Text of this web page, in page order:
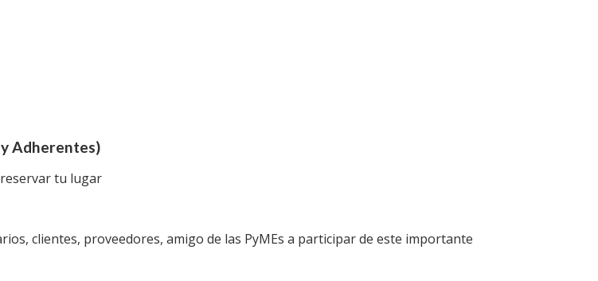
Adherentes)
tu lugar
clientes, proveedores, amigo de las PyMEs a participar de este importante